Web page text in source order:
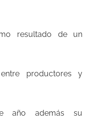
resultado de un
productores y
año además su